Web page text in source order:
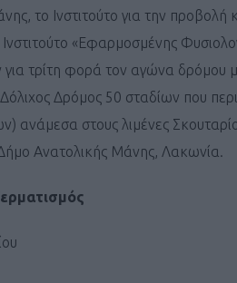
το Ινστιτούτο για την
«Εφαρμοσμένης
τρίτη φορά τον αγώνα δρόμου
Δρόμος 50 σταδίων που
ανάμεσα στους λιμένες
Ανατολικής Μάνης, Λακωνία.